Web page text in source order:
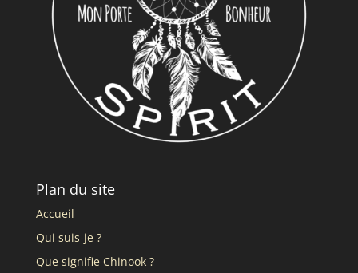
Plan du site
Accueil
Qui suis-je ?
Que signifie Chinook ?